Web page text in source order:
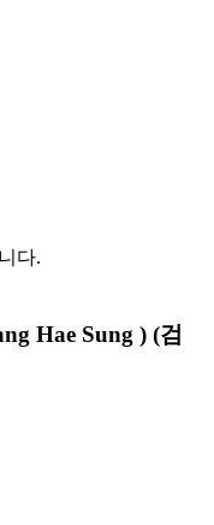
다.
Hae Sung ) (검